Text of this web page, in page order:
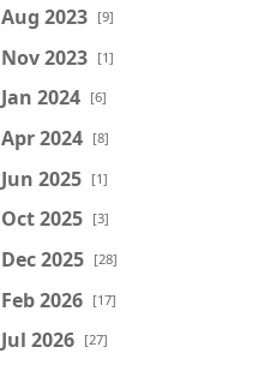
Aug 2023 [9]
Nov 2023 [1]
Jan 2024 [6]
Apr 2024 [8]
Jun 2025 [1]
Oct 2025 [3]
Dec 2025 [28]
Feb 2026 [17]
Jul 2026 [27]